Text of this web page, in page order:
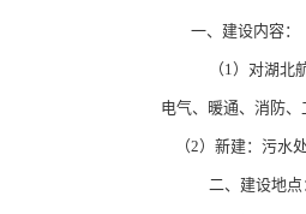
一、建设内容：
（1）对湖北
电气、暖通、消防、
（2）新建：污水
二、建设地点